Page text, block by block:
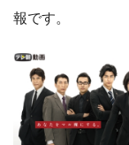
報です。